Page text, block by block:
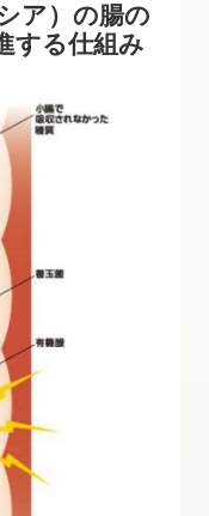
ア）の腸の
する仕組み